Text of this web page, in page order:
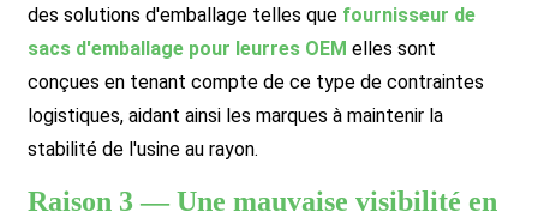
des solutions d'emballage telles que fournisseur de
sacs d'emballage pour leurres OEM elles sont
conçues en tenant compte de ce type de contraintes
logistiques, aidant ainsi les marques à maintenir la
stabilité de l'usine au rayon.
Raison 3 — Une mauvaise visibilité en